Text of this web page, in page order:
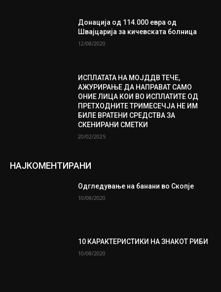
Донација од 114.000 евра од
Швајцарија за кичевската болница
12/08/2020
ИСПЛАТАТА НА МОЈДДВ ТЕЧЕ,
АЖУРИРАЊЕ ДА НАПРАВАТ САМО
ОНИЕ ЛИЦА КОИ ВО ИСПЛАТИТЕ ОД
ПРЕТХОДНИТЕ ТРИМЕСЕЧЈА НЕ ИМ
БИЛЕ ВРАТЕНИ СРЕДСТВА ЗА
СКЕНИРАНИ СМЕТКИ
20/02/2025
НАЈКОМЕНТИРАНИ
Одгледување на банани во Скопје
10/08/2020
10 КАРАКТЕРИСТИКИ НА ЗНАКОТ РИБИ
10/08/2020